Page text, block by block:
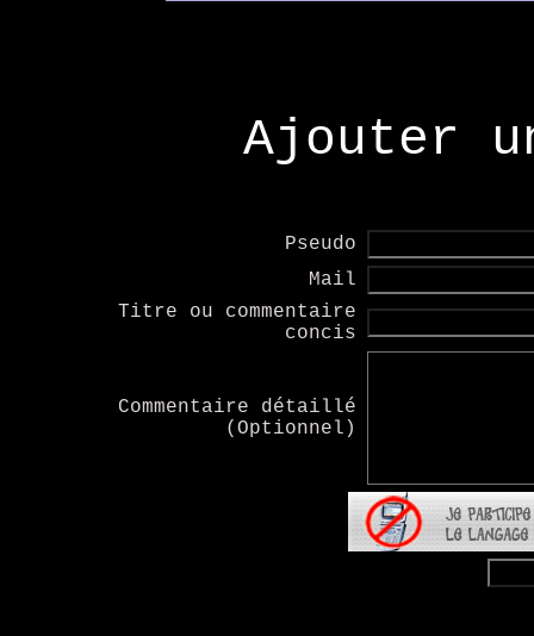
Ajouter
Pseudo
Mail
Titre ou commentaire
concis
Commentaire détaillé
(Optionnel)